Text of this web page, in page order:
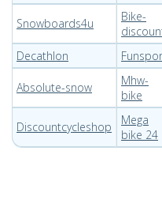
Snowboards4u
Bike-
Decathlon
Absolute-snow
Mhw-
bike
Discountcycleshop
Mega
bike 24